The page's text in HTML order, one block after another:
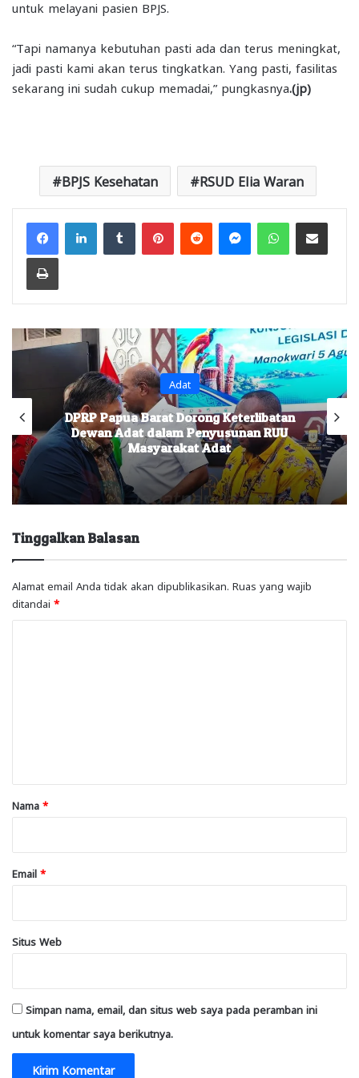
untuk melayani pasien BPJS.
“Tapi namanya kebutuhan pasti ada dan terus meningkat,
jadi pasti kami akan terus tingkatkan. Yang pasti, fasilitas
sekarang ini sudah cukup memadai,” pungkasnya.(jp)
BPJS Kesehatan RSUD Elia Waran
FacebookLinkedInTumblr PinterestReddit MessengerWhatsAppShare via Email
Print
Adat
DPRP Papua Barat Dorong Keterlibatan
Dewan Adat dalam Penyusunan RUU
Masyarakat Adat
Tinggalkan Balasan
Alamat email Anda tidak akan dipublikasikan. Ruas yang wajib
ditandai *
rNama *
Email *
Situs Web
Simpan nama, email, dan situs web saya pada peramban ini
untuk komentar saya berikutnya.